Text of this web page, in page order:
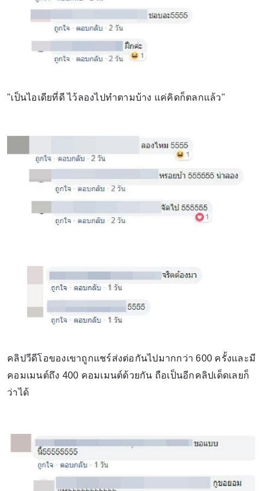
"เป็นไอเดียที่ดี ไว้ลองไปทำตามบ้าง แค่คิดก็ตลกแล้ว"
คลิปวีดีโอของเขาถูกแชร์ส่งต่อกันไปมากกว่า 600 ครั้งและมี
คอมเมนต์ถึง 400 คอมเมนต์ด้วยกัน ถือเป็นอีกคลิปเด็ดเลยก็
ว่าได้